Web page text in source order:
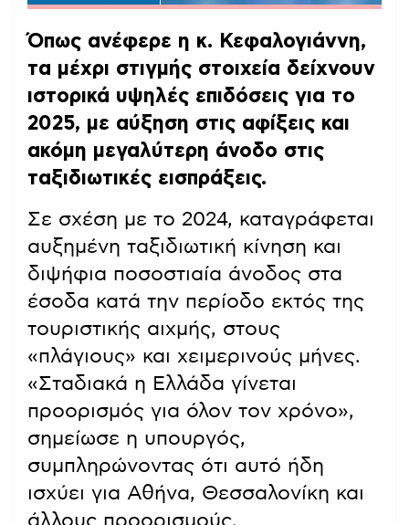
Όπως ανέφερε η κ. Κεφαλογιάννη,
τα μέχρι στιγμής στοιχεία δείχνουν
ιστορικά υψηλές επιδόσεις για το
2025, με αύξηση στις αφίξεις και
ακόμη μεγαλύτερη άνοδο στις
ταξιδιωτικές εισπράξεις.
Σε σχέση με το 2024, καταγράφεται
αυξημένη ταξιδιωτική κίνηση και
διψήφια ποσοστιαία άνοδος στα
έσοδα κατά την περίοδο εκτός της
τουριστικής αιχμής, στους
«πλάγιους» και χειμερινούς μήνες.
«Σταδιακά η Ελλάδα γίνεται
προορισμός για όλον τον χρόνο»,
σημείωσε η υπουργός,
συμπληρώνοντας ότι αυτό ήδη
ισχύει για Αθήνα, Θεσσαλονίκη και
άλλους προορισμούς.